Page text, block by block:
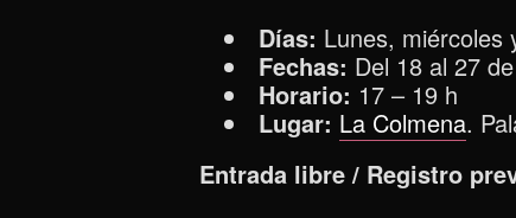
Días: Lunes, miércoles
Fechas: Del 18 al 27
Horario: 17 – 19 h
Lugar: La Colmena.
Entrada libre / Registro